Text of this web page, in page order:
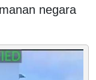
negara